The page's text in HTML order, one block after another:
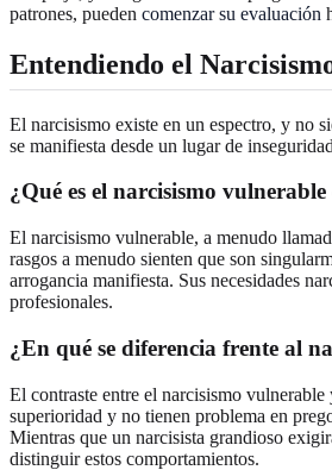
patrones, pueden comenzar su evaluación
Entendiendo el
El narcisismo existe en un espectro, y no
se manifiesta desde un lugar de
¿Qué es el narcisismo vulnerable
El narcisismo vulnerable, a menudo
rasgos a menudo sienten que son
arrogancia manifiesta. Sus necesidades
profesionales.
¿En qué se diferencia frente al
El contraste entre el narcisismo
superioridad y no tienen problema en
Mientras que un narcisista grandioso
distinguir estos comportamientos.